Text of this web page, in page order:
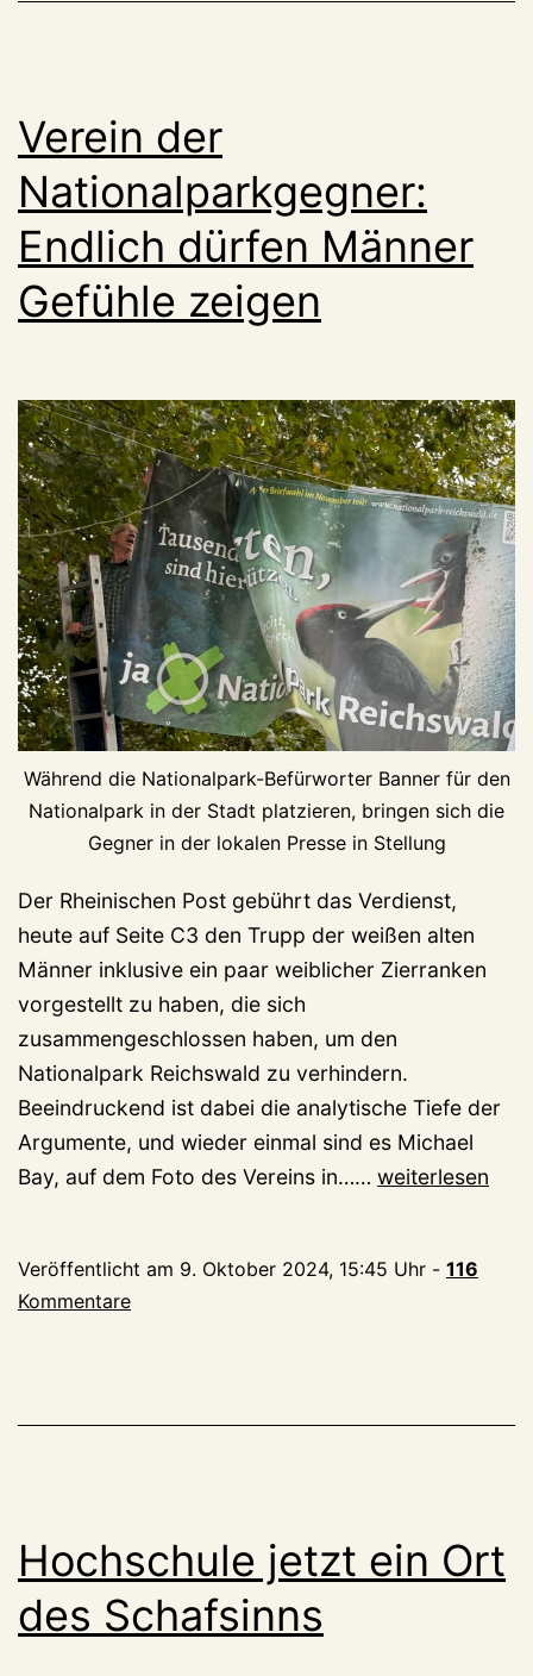
für
Windräder
(270
m
hoch)
schon
Verein der
Nationalparkgegner:
Endlich dürfen Männer
Gefühle zeigen
Während die Nationalpark-Befürworter Banner für den
Nationalpark in der Stadt platzieren, bringen sich die
Gegner in der lokalen Presse in Stellung
Der Rheinischen Post gebührt das Verdienst,
heute auf Seite C3 den Trupp der weißen alten
Männer inklusive ein paar weiblicher Zierranken
vorgestellt zu haben, die sich
zusammengeschlossen haben, um den
Nationalpark Reichswald zu verhindern.
Beeindruckend ist dabei die analytische Tiefe der
Argumente, und wieder einmal sind es Michael
Bay, auf dem Foto des Vereins in…… Verein
Endlich
weiterlesen
Veröffentlicht am 9. Oktober 2024, 15:45 Uhr - 116
Kommentare
Hochschule jetzt ein Ort
des Schafsinns